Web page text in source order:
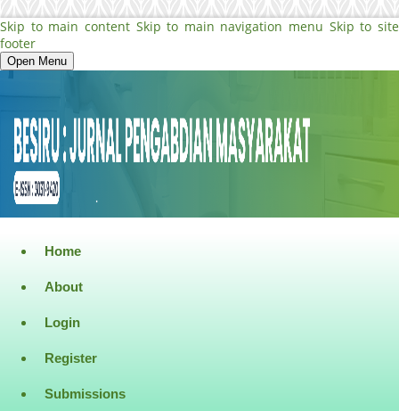
Skip to main content Skip to main navigation menu Skip to site
footer
Open Menu
Home
About
Login
Register
Submissions